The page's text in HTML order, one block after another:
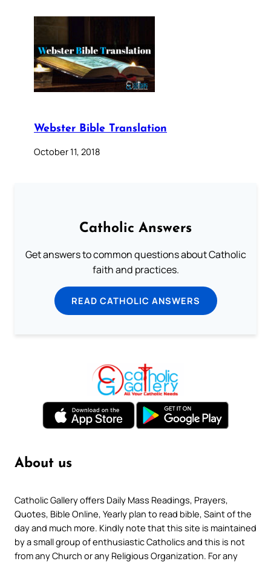
Webster Bible Translation
October 11, 2018
Catholic Answers
Get answers to common questions about Catholic
faith and practices.
READ CATHOLIC ANSWERS
About us
Catholic Gallery offers Daily Mass Readings, Prayers,
Quotes, Bible Online, Yearly plan to read bible, Saint of the
day and much more. Kindly note that this site is maintained
by a small group of enthusiastic Catholics and this is not
from any Church or any Religious Organization. For any